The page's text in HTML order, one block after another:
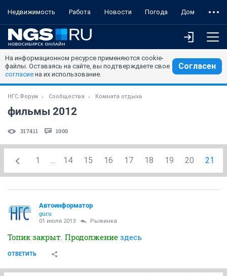
Недвижимость Работа Новости Погода Дом
На информационном ресурсе применяются cookie-
файлы. Оставаясь на сайте, вы подтверждаете свое
согласие на их использование.
Согласен
НГС.Форум Сообщества Комната отдыха
фильмы 2012
317411 1000
1 ... 14 15 16 17 18 19 20 21
Автоинформатор
guru
01 июля 2013 Рыжинка
Топик закрыт. Продолжение здесь
ОТВЕТИТЬ